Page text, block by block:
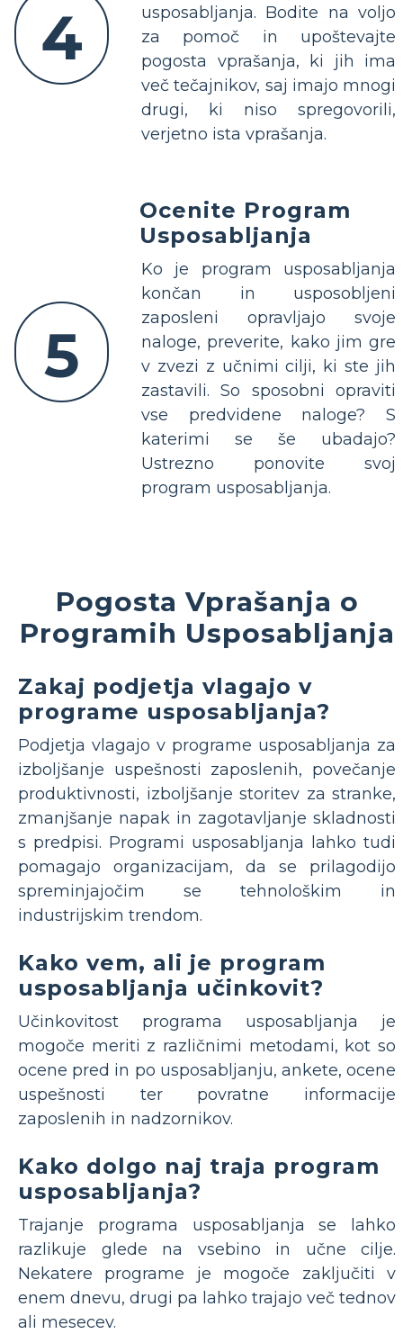
4
usposabljanja. Bodite na voljo
za pomoč in upoštevajte
pogosta vprašanja, ki jih ima
več tečajnikov, saj imajo mnogi
drugi, ki niso spregovorili,
verjetno ista vprašanja.
5
Ocenite Program
Usposabljanja
Ko je program usposabljanja
končan in usposobljeni
zaposleni opravljajo svoje
naloge, preverite, kako jim gre
v zvezi z učnimi cilji, ki ste jih
zastavili. So sposobni opraviti
vse predvidene naloge? S
katerimi se še ubadajo?
Ustrezno ponovite svoj
program usposabljanja.
Pogosta Vprašanja o
Programih Usposabljanja
Zakaj podjetja vlagajo v
programe usposabljanja?
Podjetja vlagajo v programe usposabljanja za
izboljšanje uspešnosti zaposlenih, povečanje
produktivnosti, izboljšanje storitev za stranke,
zmanjšanje napak in zagotavljanje skladnosti
s predpisi. Programi usposabljanja lahko tudi
pomagajo organizacijam, da se prilagodijo
spreminjajočim se tehnološkim in
industrijskim trendom.
Kako vem, ali je program
usposabljanja učinkovit?
Učinkovitost programa usposabljanja je
mogoče meriti z različnimi metodami, kot so
ocene pred in po usposabljanju, ankete, ocene
uspešnosti ter povratne informacije
zaposlenih in nadzornikov.
Kako dolgo naj traja program
usposabljanja?
Trajanje programa usposabljanja se lahko
razlikuje glede na vsebino in učne cilje.
Nekatere programe je mogoče zaključiti v
enem dnevu, drugi pa lahko trajajo več tednov
ali mesecev.